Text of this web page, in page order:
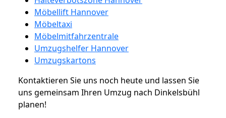
Möbellift Hannover
Möbeltaxi
Möbelmitfahrzentrale
Umzugshelfer Hannover
Umzugskartons
Kontaktieren Sie uns noch heute und lassen Sie
uns gemeinsam Ihren Umzug nach Dinkelsbühl
planen!